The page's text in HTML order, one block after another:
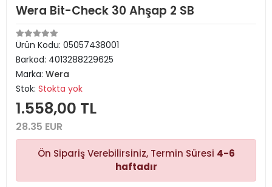
Wera Bit-Check 30 Ahşap 2 SB
Ürün Kodu: 05057438001
Barkod: 4013288229625
Marka: Wera
Stok: Stokta yok
1.558,00 TL
28.35 EUR
Ön Sipariş Verebilirsiniz, Termin Süresi 4-6
haftadır